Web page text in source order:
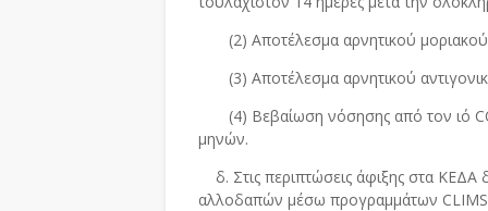
(2) Αποτέλεσμα αρνητικού
(3) Αποτέλεσμα αρνητικού
(4) Βεβαίωση νόσησης από τον ιό
μηνών.
δ. Στις περιπτώσεις άφιξης στα ΚΕΔΑ
αλλοδαπών μέσω προγραμμάτων